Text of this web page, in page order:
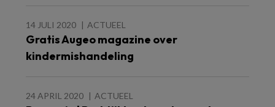
14 JULI 2020 ACTUEEL
Gratis Augeo magazine over
kindermishandeling
24 APRIL 2020 ACTUEEL